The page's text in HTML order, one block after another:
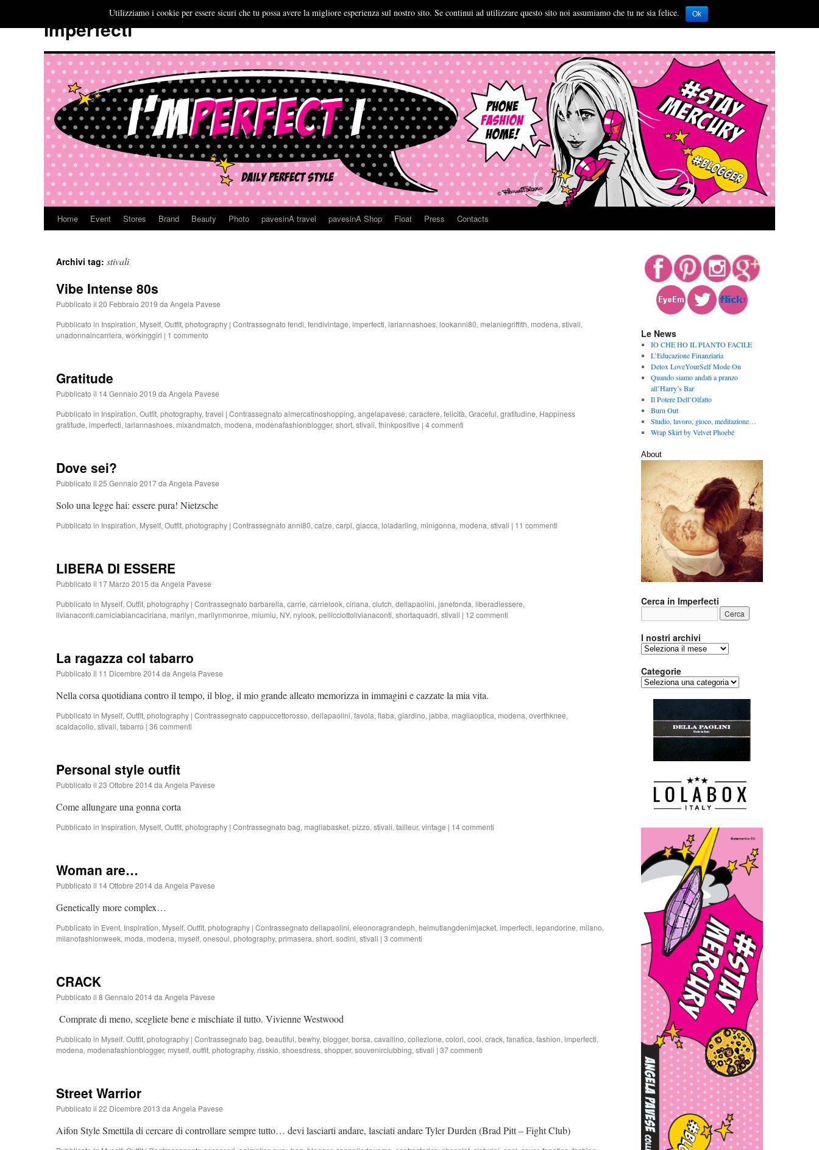
Imperfecti
Vai
contenuto
Home Event Stores Brand Beauty Photo pavesinA travel pavesinA Shop Float Press Contacts
Archivi tag: stivali
Vibe Intense 80s
Pubblicato il 20 Febbraio 2019 da Angela Pavese
Pubblicato in Inspiration, Myself, Outfit, photography | Contrassegnato fendi, fendivintage, imperfecti, lariannashoes, lookanni80, melaniegriffith, modena, stivali,
unadonnaincarriera, workinggirl | 1 commento
Gratitude
Pubblicato il 14 Gennaio 2019 da Angela Pavese
Pubblicato in Inspiration, Outfit, photography, travel | Contrassegnato almercatinoshopping, angelapavese, caractere, felicità, Graceful, gratitudine, Happiness
gratitude, imperfecti, lariannashoes, mixandmatch, modena, modenafashionblogger, short, stivali, thinkpositive | 4 commenti
Dove sei?
Pubblicato il 25 Gennaio 2017da Angela Pavese
Solo una legge hai: essere pura! Nietzsche
Pubblicato in Inspiration, Myself, Outfit, photography | Contrassegnato anni80, calze, carpi, giacca, loladarling, minigonna, modena, stivali | 11 commenti
LIBERA DI ESSERE
Pubblicato il 17 Marzo 2015 da Angela Pavese
Pubblicato in Myself, Outfit, photography | Contrassegnato barbarella, carrie, carrielook, ciriana, clutch, dellapaolini, janefonda, liberadiessere,
livianaconti.camiciabiancaciriana, marilyn, marilynmonroe, miumiu, NY, nylook, pellicciottolivianaconti, shortaquadri, stivali | 12 commenti
La ragazza col tabarro
Pubblicato il 11 Dicembre 2014da Angela Pavese
Nella corsa quotidiana contro il tempo, il blog, il mio grande alleato memorizza in immagini e cazzate la mia vita.
Pubblicato in Myself, Outfit, photography | Contrassegnato cappuccettorosso, dellapaolini, favola, fiaba, giardino, jabba, magliaoptica, modena, overthknee,
scaldacollo, stivali, tabarro | 36 commenti
Personal style outfit
Pubblicato il 23 Ottobre 2014da Angela Pavese
Come allungare una gonna corta
Pubblicato in Inspiration, Myself, Outfit, photography | Contrassegnato bag, magliabasket, pizzo, stivali, tailleur, vintage | 14 commenti
Woman are…
Pubblicato il 14 Ottobre 2014da Angela Pavese
Genetically more complex…
Pubblicato in Event, Inspiration, Myself, Outfit, photography | Contrassegnato dellapaolini, eleonoragrandeph, helmutlangdenimjacket, imperfecti, lepandorine, milano,
milanofashionweek, moda, modena, myself, onesoul, photography, primasera, short, sodini, stivali | 3 commenti
CRACK
Pubblicato il 8 Gennaio 2014da Angela Pavese
Comprate di meno, scegliete bene e mischiate il tutto. Vivienne Westwood
Pubblicato in Myself, Outfit, photography | Contrassegnato bag, beautiful, bewhy, blogger, borsa, cavallino, collezione, colori, cool, crack, fanatica, fashion, imperfecti,
modena, modenafashionblogger, myself, outfit, photography, risskio, shoesdress, shopper, souvenirclubbing, stivali | 37 commenti
Street Warrior
Pubblicato il 22 Dicembre 2013 da Angela Pavese
Aifon Style Smettila di cercare di controllare sempre tutto… devi lasciarti andare, lasciati andare Tyler Durden (Brad Pitt – Fight Club)
Le News
IO CHE HO IL PIANTO FACILE
L’Educazione Finanziaria
Detox LoveYourSelf Mode On
Quando siamo andati a pranzo
all’Harry’s Bar
Il Potere Dell’Olfatto
Burn Out
Studio, lavoro, gioco, meditazione…
Wrap Skirt by Velvet Phoebé
About
Cerca in Imperfecti
I nostri archivi
archivi
Categorie
Categorie
Utilizziamo i cookie per essere sicuri che tu possa avere la migliore esperienza sul nostro sito. Se continui ad utilizzare questo sito noi assumiamo che tu ne sia felice. Ok